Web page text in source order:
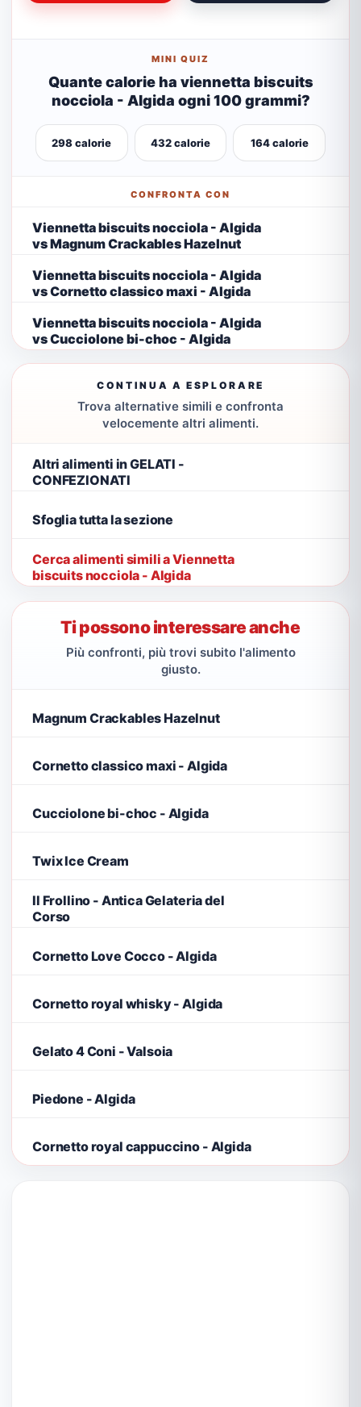
MINI QUIZ
Quante calorie ha viennetta biscuits
nocciola - Algida ogni 100 grammi?
298 calorie 432 calorie 164 calorie
CONFRONTA CON
Viennetta biscuits nocciola - Algida
vs Magnum Crackables Hazelnut
Viennetta biscuits nocciola - Algida
vs Cornetto classico maxi - Algida
Viennetta biscuits nocciola - Algida
vs Cucciolone bi-choc - Algida
CONTINUA A ESPLORARE
Trova alternative simili e confronta
velocemente altri alimenti.
Altri alimenti in GELATI -
CONFEZIONATI
Sfoglia tutta la sezione
Cerca alimenti simili a Viennetta
biscuits nocciola - Algida
Ti possono interessare anche
Più confronti, più trovi subito l'alimento
giusto.
Magnum Crackables Hazelnut
Cornetto classico maxi - Algida
Cucciolone bi-choc - Algida
Twix Ice Cream
Il Frollino - Antica Gelateria del
Corso
Cornetto Love Cocco - Algida
Cornetto royal whisky - Algida
Gelato 4 Coni - Valsoia
Piedone - Algida
Cornetto royal cappuccino - Algida